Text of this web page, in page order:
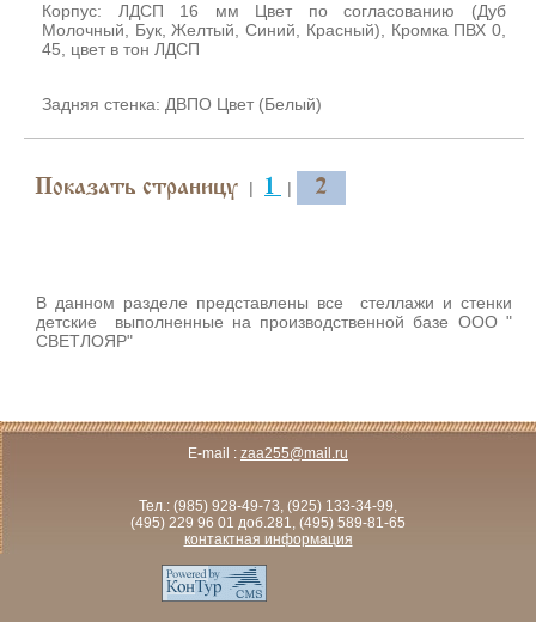
Корпус: ЛДСП 16 мм Цвет по согласованию (Дуб
Молочный, Бук, Желтый, Синий, Красный), Кромка ПВХ 0,
45, цвет в тон ЛДСП
Задняя стенка: ДВПО Цвет (Белый)
Показать страницу | 1 | 2
В данном разделе представлены все стеллажи и стенки
детские выполненные на производственной базе ООО "
СВЕТЛОЯР"
E-mail : zaa255@mail.ru
Тел.: (985) 928-49-73, (925) 133-34-99,
(495) 229 96 01 доб.281, (495) 589-81-65
контактная информация